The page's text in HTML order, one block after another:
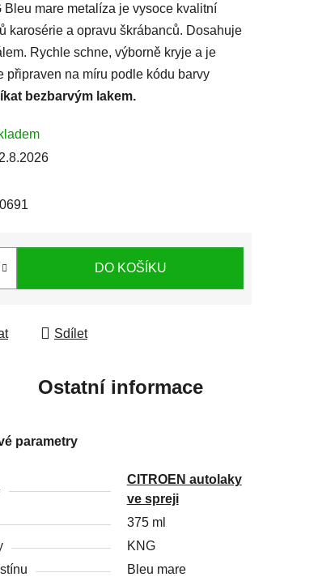
mare metalíza je vysoce kvalitní
karosérie a opravu škrábanců. Dosahuje
Rychle schne, výborně kryje a je
připraven na míru podle kódu barvy
bezbarvým lakem.
DO KOŠÍKU
Sdílet
Ostatní informace
parametry
CITROEN autolaky
ve spreji
375 ml
KNG
Bleu mare